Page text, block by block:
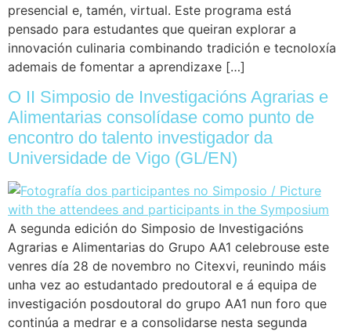
presencial e, tamén, virtual. Este programa está
pensado para estudantes que queiran explorar a
innovación culinaria combinando tradición e tecnoloxía
ademais de fomentar a aprendizaxe […]
O II Simposio de Investigacións Agrarias e
Alimentarias consolídase como punto de
encontro do talento investigador da
Universidade de Vigo (GL/EN)
A segunda edición do Simposio de Investigacións
Agrarias e Alimentarias do Grupo AA1 celebrouse este
venres día 28 de novembro no Citexvi, reunindo máis
unha vez ao estudantado predoutoral e á equipa de
investigación posdoutoral do grupo AA1 nun foro que
continúa a medrar e a consolidarse nesta segunda